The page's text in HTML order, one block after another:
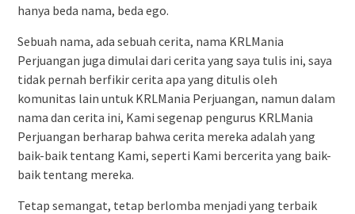
hanya beda nama, beda ego.
Sebuah nama, ada sebuah cerita, nama KRLMania
Perjuangan juga dimulai dari cerita yang saya tulis ini, saya
tidak pernah berfikir cerita apa yang ditulis oleh
komunitas lain untuk KRLMania Perjuangan, namun dalam
nama dan cerita ini, Kami segenap pengurus KRLMania
Perjuangan berharap bahwa cerita mereka adalah yang
baik-baik tentang Kami, seperti Kami bercerita yang baik-
baik tentang mereka.
Tetap semangat, tetap berlomba menjadi yang terbaik